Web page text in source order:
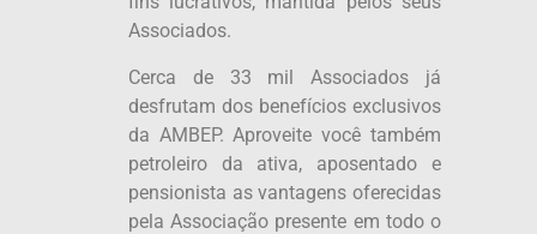
Associados.
Cerca de 33 mil Associados já
desfrutam dos benefícios exclusivos
da AMBEP. Aproveite você também
petroleiro da ativa, aposentado e
pensionista as vantagens oferecidas
pela Associação presente em todo o